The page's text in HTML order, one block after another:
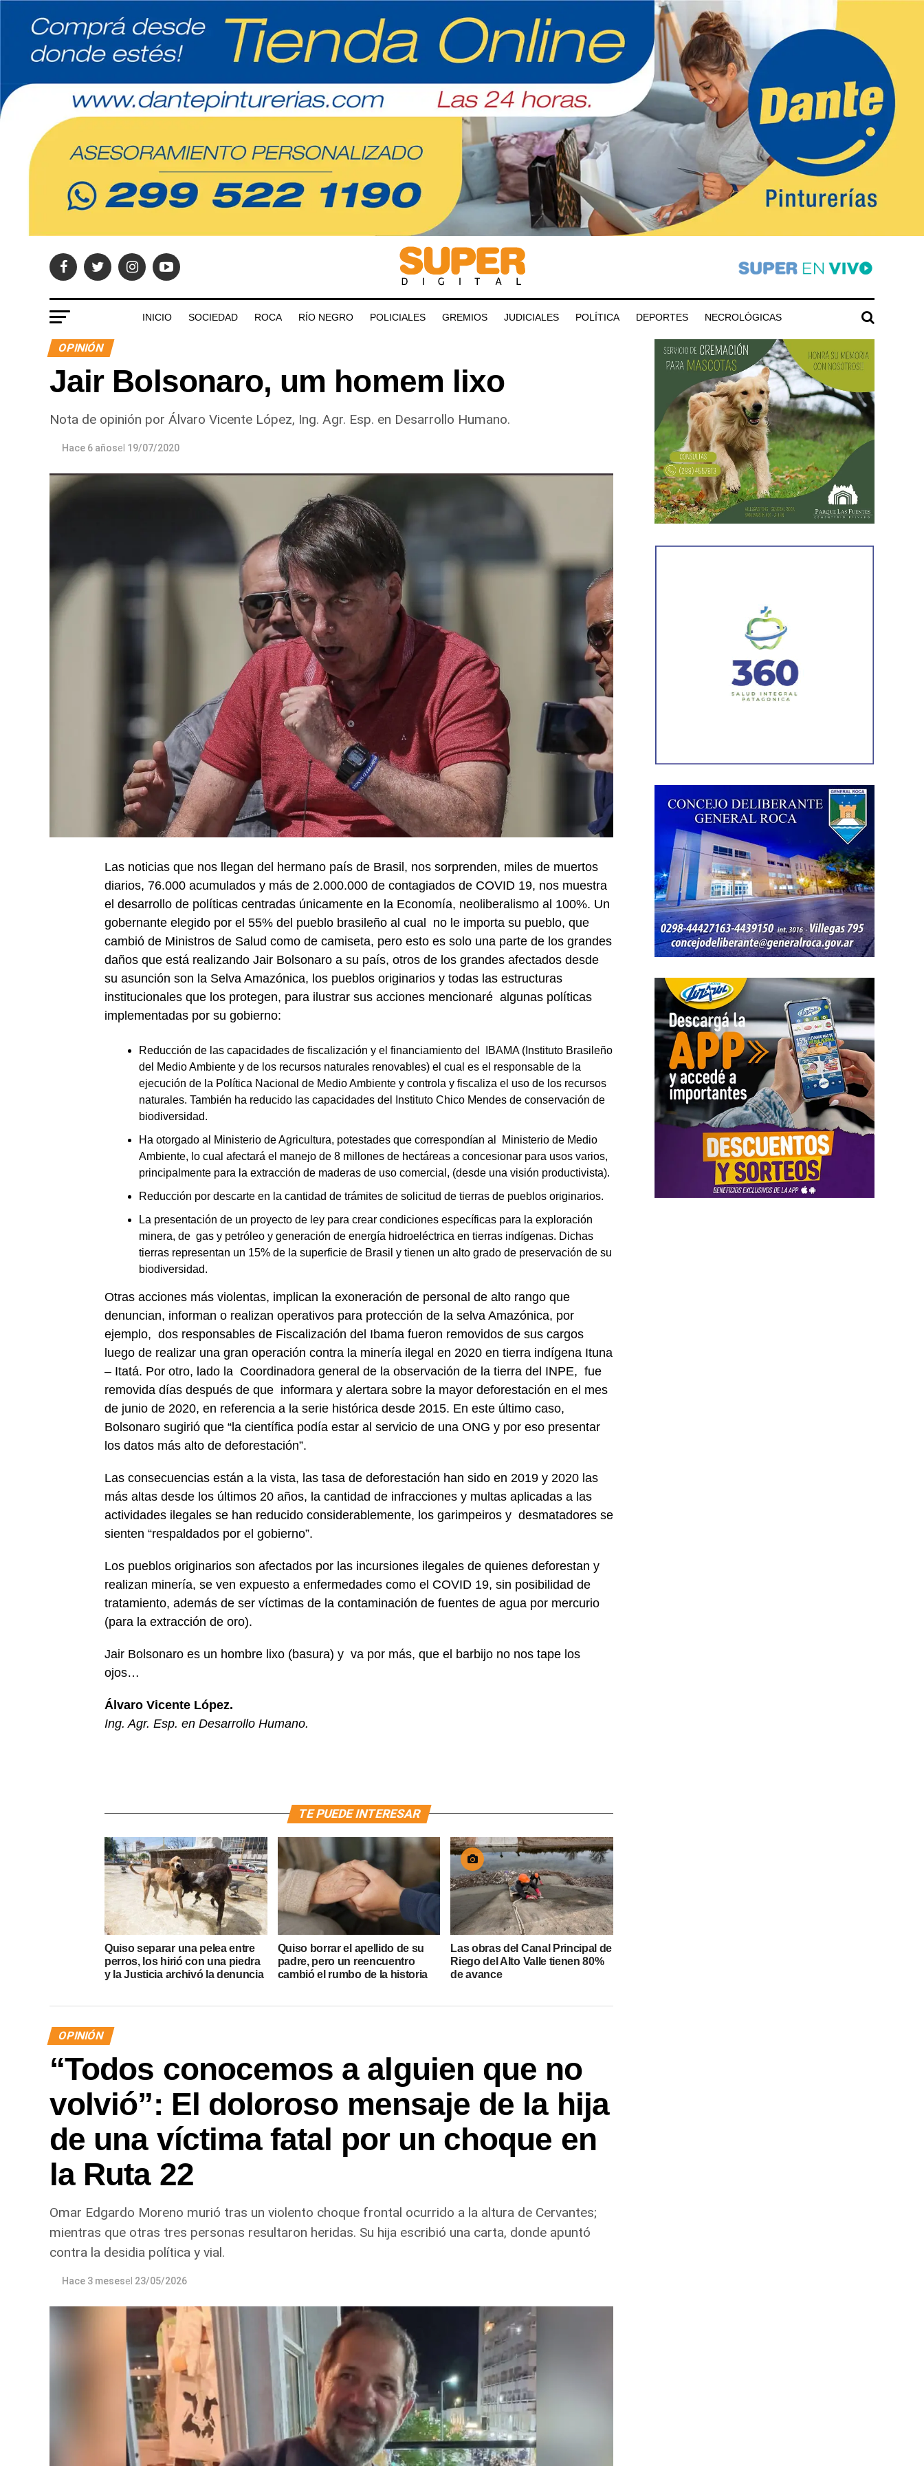
INICIO SOCIEDAD ROCA RÍO NEGRO POLICIALES GREMIOS JUDICIALES POLÍTICA DEPORTES NECROLÓGICAS
OPINIÓN
Jair Bolsonaro, um homem lixo
Nota de opinión por Álvaro Vicente López, Ing. Agr. Esp. en Desarrollo Humano.
Hace 6 añosel 19/07/2020
Las noticias que nos llegan del hermano país de Brasil, nos sorprenden, miles de muertos
diarios, 76.000 acumulados y más de 2.000.000 de contagiados de COVID 19, nos muestra
el desarrollo de políticas centradas únicamente en la Economía, neoliberalismo al 100%. Un
gobernante elegido por el 55% del pueblo brasileño al cual no le importa su pueblo, que
cambió de Ministros de Salud como de camiseta, pero esto es solo una parte de los grandes
daños que está realizando Jair Bolsonaro a su país, otros de los grandes afectados desde
su asunción son la Selva Amazónica, los pueblos originarios y todas las estructuras
institucionales que los protegen, para ilustrar sus acciones mencionaré algunas políticas
implementadas por su gobierno:
Reducción de las capacidades de fiscalización y el financiamiento del IBAMA (Instituto Brasileño
del Medio Ambiente y de los recursos naturales renovables) el cual es el responsable de la
ejecución de la Política Nacional de Medio Ambiente y controla y fiscaliza el uso de los recursos
naturales. También ha reducido las capacidades del Instituto Chico Mendes de conservación de
biodiversidad.
Ha otorgado al Ministerio de Agricultura, potestades que correspondían al Ministerio de Medio
Ambiente, lo cual afectará el manejo de 8 millones de hectáreas a concesionar para usos varios,
principalmente para la extracción de maderas de uso comercial, (desde una visión productivista).
Reducción por descarte en la cantidad de trámites de solicitud de tierras de pueblos originarios.
La presentación de un proyecto de ley para crear condiciones específicas para la exploración
minera, de gas y petróleo y generación de energía hidroeléctrica en tierras indígenas. Dichas
tierras representan un 15% de la superficie de Brasil y tienen un alto grado de preservación de su
biodiversidad.
Otras acciones más violentas, implican la exoneración de personal de alto rango que
denuncian, informan o realizan operativos para protección de la selva Amazónica, por
ejemplo, dos responsables de Fiscalización del Ibama fueron removidos de sus cargos
luego de realizar una gran operación contra la minería ilegal en 2020 en tierra indígena Ituna
– Itatá. Por otro, lado la Coordinadora general de la observación de la tierra del INPE, fue
removida días después de que informara y alertara sobre la mayor deforestación en el mes
de junio de 2020, en referencia a la serie histórica desde 2015. En este último caso,
Bolsonaro sugirió que “la científica podía estar al servicio de una ONG y por eso presentar
los datos más alto de deforestación”.
Las consecuencias están a la vista, las tasa de deforestación han sido en 2019 y 2020 las
más altas desde los últimos 20 años, la cantidad de infracciones y multas aplicadas a las
actividades ilegales se han reducido considerablemente, los garimpeiros y desmatadores se
sienten “respaldados por el gobierno”.
Los pueblos originarios son afectados por las incursiones ilegales de quienes deforestan y
realizan minería, se ven expuesto a enfermedades como el COVID 19, sin posibilidad de
tratamiento, además de ser víctimas de la contaminación de fuentes de agua por mercurio
(para la extracción de oro).
Jair Bolsonaro es un hombre lixo (basura) y va por más, que el barbijo no nos tape los
ojos…
Álvaro Vicente López.
Ing. Agr. Esp. en Desarrollo Humano.
TE PUEDE INTERESAR
Quiso separar una pelea entre
perros, los hirió con una piedra
y la Justicia archivó la denuncia
Quiso borrar el apellido de su
padre, pero un reencuentro
cambió el rumbo de la historia
Las obras del Canal Principal de
Riego del Alto Valle tienen 80%
de avance
OPINIÓN
“Todos conocemos a alguien que no
volvió”: El doloroso mensaje de la hija
de una víctima fatal por un choque en
la Ruta 22
Omar Edgardo Moreno murió tras un violento choque frontal ocurrido a la altura de Cervantes;
mientras que otras tres personas resultaron heridas. Su hija escribió una carta, donde apuntó
contra la desidia política y vial.
Hace 3 mesesel 23/05/2026